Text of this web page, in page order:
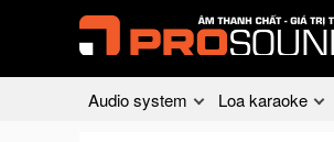
Audio system Loa karaoke